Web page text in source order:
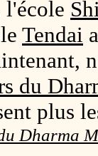
l'école
Tendai
du
plus
Dharma